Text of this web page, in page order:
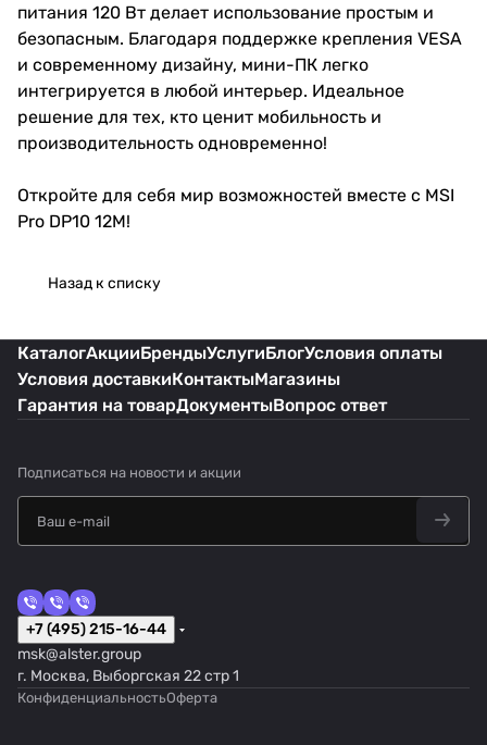
питания 120 Вт делает использование простым и
безопасным. Благодаря поддержке крепления VESA
и современному дизайну, мини-ПК легко
интегрируется в любой интерьер. Идеальное
решение для тех, кто ценит мобильность и
производительность одновременно!
Откройте для себя мир возможностей вместе с MSI
Pro DP10 12M!
Назад к списку
КаталогАкцииБрендыУслугиБлогУсловия оплаты
Условия доставкиКонтактыМагазины
Гарантия на товарДокументыВопрос ответ
Подписаться на новости и акции
+7 (495) 215-16-44
msk@alster.group
г. Москва, Выборгская 22 стр 1
КонфиденциальностьОферта